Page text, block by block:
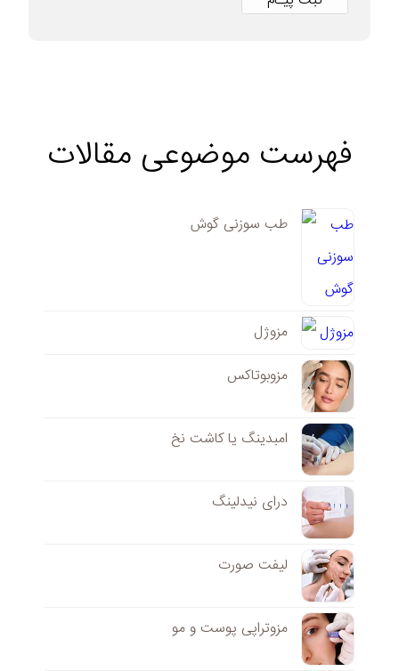
فهرست موضوعی مقالات
طب سوزنی گوش
مزوژل
مزوبوتاکس
امبدینگ یا کاشت نخ
درای نیدلینگ
لیفت صورت
مزوتراپی پوست و مو